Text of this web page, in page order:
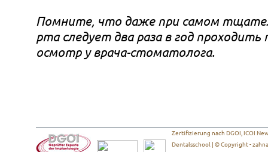
Помните, что даже при самом
рта следует два раза в год
осмотр у врача-стоматолога.
Zertifizierung nach DGOI, ICOI
Dentalsschool | © Copyright -